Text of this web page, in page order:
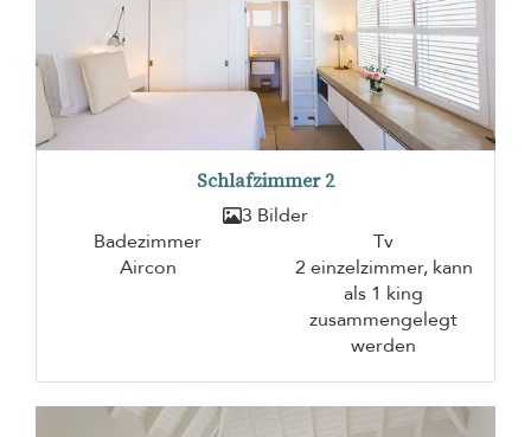
Schlafzimmer 2
3 Bilder
Badezimmer
Tv
Aircon
2 einzelzimmer, kann
als 1 king
zusammengelegt
werden